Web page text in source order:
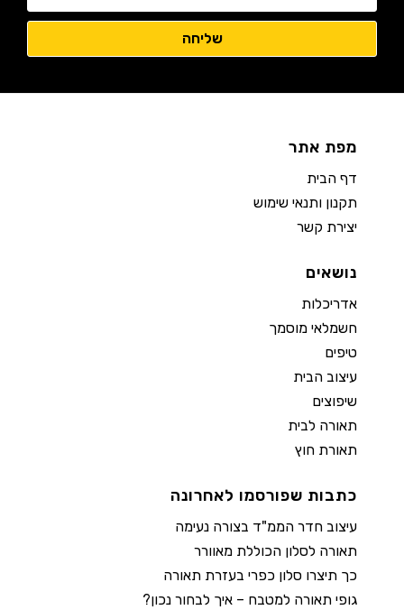
מפת אתר
דף הבית
תקנון ותנאי שימוש
יצירת קשר
נושאים
אדריכלות
חשמלאי מוסמך
טיפים
עיצוב הבית
שיפוצים
תאורה לבית
תאורת חוץ
כתבות שפורסמו לאחרונה
עיצוב חדר הממ"ד בצורה נעימה
תאורה לסלון הכוללת מאוורר
כך תיצרו סלון כפרי בעזרת תאורה
גופי תאורה למטבח – איך לבחור נכון?